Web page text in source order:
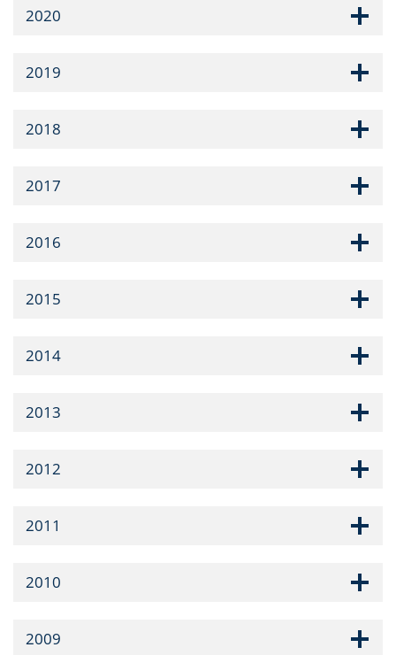
2020
2019
2018
2017
2016
2015
2014
2013
2012
2011
2010
2009